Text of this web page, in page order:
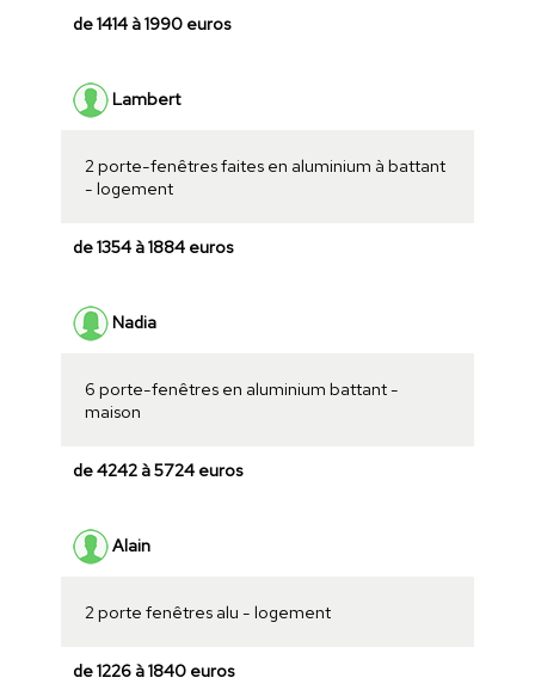
de 1414 à 1990 euros
Lambert
2 porte-fenêtres faites en aluminium à battant
- logement
de 1354 à 1884 euros
Nadia
6 porte-fenêtres en aluminium battant -
maison
de 4242 à 5724 euros
Alain
2 porte fenêtres alu - logement
de 1226 à 1840 euros